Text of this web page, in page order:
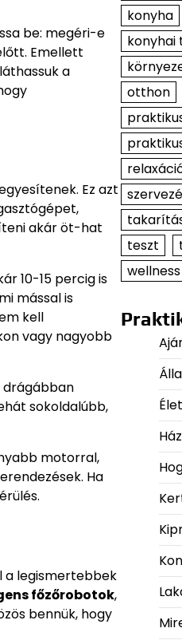
be: megéri-e
Emellett
a
Ez azt
akár öt-hat
10-15 percig is
mással is
kell
vagy nagyobb
drágábban
sokoldalúbb,
motorral,
Ha
a legismertebbek
főzőrobotok,
bennük, hogy
konyha
konyhai
otthon
teszt
wellness